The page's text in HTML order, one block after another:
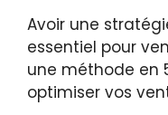
Avoir une
essentiel pour
une méthode en
optimiser vos